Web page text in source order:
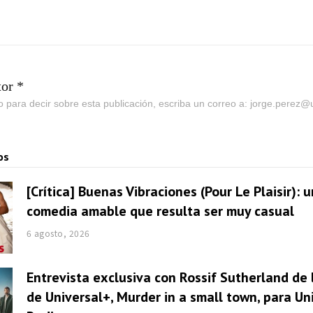
*
para decir sobre esta publicación, escriba un correo a:
[Crítica] Buenas Vibraciones (Pour Le Plaisir):
comedia amable que resulta ser muy casual
6 agosto, 2026
Entrevista exclusiva con Rossif Sutherland de
de Universal+, Murder in a small town, para